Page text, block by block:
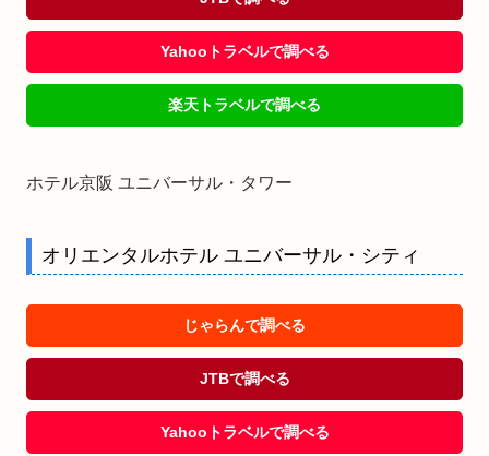
Yahooトラベルで調べる
楽天トラベルで調べる
ホテル京阪 ユニバーサル・タワー
オリエンタルホテル ユニバーサル・シティ
じゃらんで調べる
JTBで調べる
Yahooトラベルで調べる